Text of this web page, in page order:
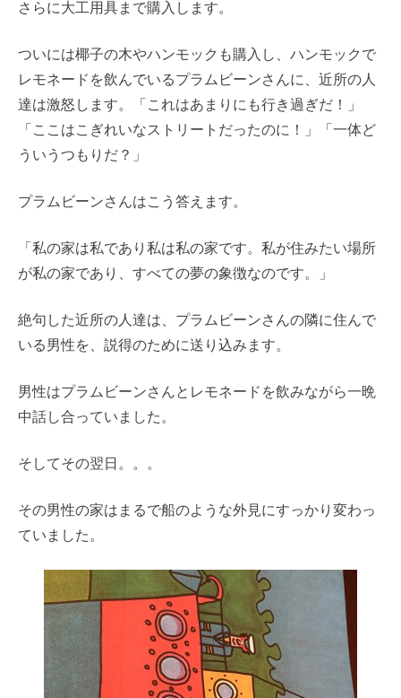
さらに大工用具まで購入します。
ついには椰子の木やハンモックも購入し、ハンモックで
レモネードを飲んでいるプラムビーンさんに、近所の人
達は激怒します。「これはあまりにも行き過ぎだ！」
「ここはこぎれいなストリートだったのに！」「一体ど
ういうつもりだ？」
プラムビーンさんはこう答えます。
「私の家は私であり私は私の家です。私が住みたい場所
が私の家であり、すべての夢の象徴なのです。」
絶句した近所の人達は、プラムビーンさんの隣に住んで
いる男性を、説得のために送り込みます。
男性はプラムビーンさんとレモネードを飲みながら一晩
中話し合っていました。
そしてその翌日。。。
その男性の家はまるで船のような外見にすっかり変わっ
ていました。